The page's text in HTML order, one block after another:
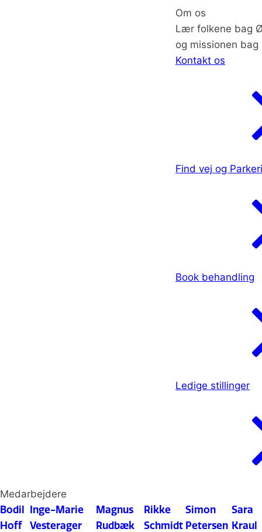
Om os
Lær folkene bag
og missionen
Kontakt os
Find vej og
Book behandling
Ledige stillinger
Medarbejdere
Bodil
Hoff
Inge-Marie
Vesterager
Magnus
Rudbæk
Rikke
Schmidt
Simon
Petersen
Sara
Kraul